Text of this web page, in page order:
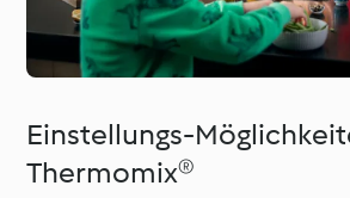
Einstellungs-
Thermomix®